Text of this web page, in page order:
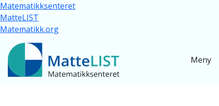
Hopp til hovedinnhold
Matematikksenteret
MatteLIST
Matematikk.org
Meny